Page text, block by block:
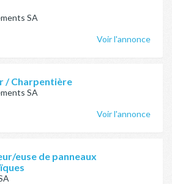
SA
Voir l'annonce
/ Charpentière
SA
Voir l'annonce
euse de panneaux